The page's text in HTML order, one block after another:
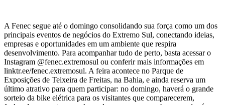
A Fenec segue até o domingo consolidando sua força como um dos
principais eventos de negócios do Extremo Sul, conectando ideias,
empresas e oportunidades em um ambiente que respira
desenvolvimento. Para acompanhar tudo de perto, basta acessar o
Instagram @fenec.extremosul ou conferir mais informações em
linktr.ee/fenec.extremosul. A feira acontece no Parque de
Exposições de Teixeira de Freitas, na Bahia, e ainda reserva um
último atrativo para quem participar: no domingo, haverá o grande
sorteio da bike elétrica para os visitantes que comparecerem,